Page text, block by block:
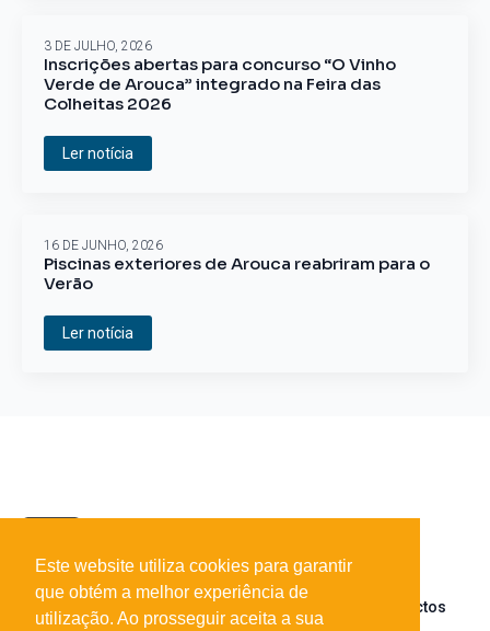
Inscrições abertas para concurso “O Vinho
Verde de Arouca” integrado na Feira das
Colheitas 2026
3 DE JULHO, 2026
Ler notícia
Piscinas exteriores de Arouca reabriram para o
Verão
16 DE JUNHO, 2026
Ler notícia
Contactos
Este website utiliza cookies para garantir
que obtém a melhor experiência de
utilização. Ao prosseguir aceita a sua